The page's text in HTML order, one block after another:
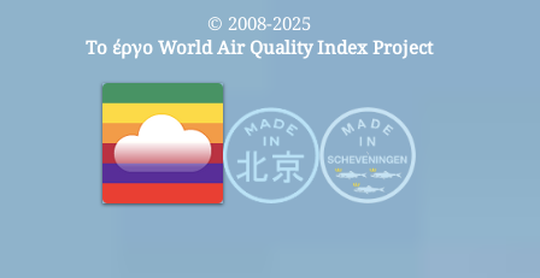
© 2008-2025
Το έργο World Air Quality Index Project